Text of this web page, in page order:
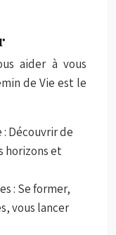
aider à vous
de Vie est le
Découvrir de
horizons et
: Se former,
vous lancer